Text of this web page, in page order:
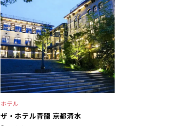
ホテル
ザ・ホテル青龍 京都清水